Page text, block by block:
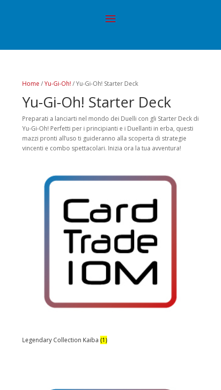
Home /Yu-Gi-Oh! / Yu-Gi-Oh! Starter Deck
Yu-Gi-Oh! Starter Deck
Preparati a lanciarti nel mondo dei Duelli con gli Starter Deck di
Yu-Gi-Oh! Perfetti per i principianti e i Duellanti in erba, questi
mazzi pronti all’uso ti guideranno alla scoperta di strategie
vincenti e combo spettacolari. Inizia ora la tua avventura!
Legendary Collection Kaiba (1)